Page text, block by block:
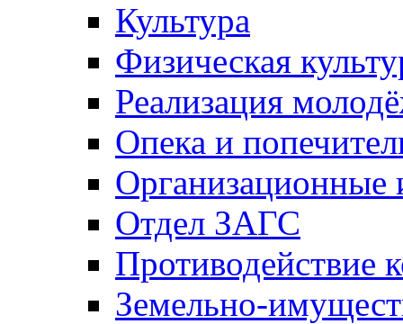
Культура
Физическая
Реализация
Опека и
Отдел ЗАГС
Противодействие
Земельно-